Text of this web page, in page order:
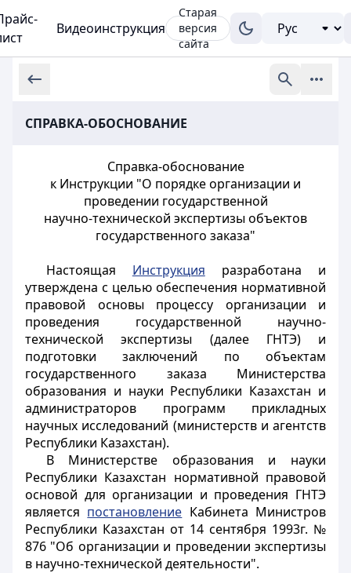
Видеоинструкция
Старая
версия
сайта
СПРАВКА-ОБОСНОВАНИЕ
Справка-обоснование
к Инструкции "О порядке организации и
проведении государственной
научно-технической экспертизы объектов
государственного заказа"
Настоящая Инструкция разработана и
утверждена с целью обеспечения нормативной
правовой основы процессу организации и
проведения государственной научно-
технической экспертизы (далее ГНТЭ) и
подготовки заключений по объектам
государственного заказа Министерства
образования и науки Республики Казахстан и
администраторов программ прикладных
научных исследований (министерств и агентств
Республики Казахстан).
В Министерстве образования и науки
Республики Казахстан нормативной правовой
основой для организации и проведения ГНТЭ
является постановление Кабинета Министров
Республики Казахстан от 14 сентября 1993г. №
876 "Об организации и проведении экспертизы
в научно-технической деятельности".